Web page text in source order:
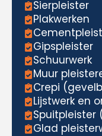
Sierpleister
Plakwerken
Gipspleister
Schuurwerk
Muur
Crepi
Lijstwerk en
Spuitpleister
Glad